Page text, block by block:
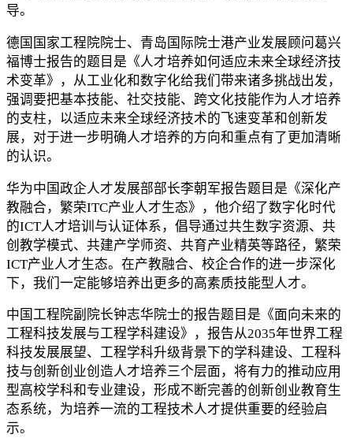
导。
德国国家工程院院士、青岛国际院士港产业发展顾问葛兴
福博士报告的题目是《人才培养如何适应未来全球经济技
术变革》，从工业化和数字化给我们带来诸多挑战出发，
强调要把基本技能、社交技能、跨文化技能作为人才培养
的支柱，以适应未来全球经济技术的飞速变革和创新发
展，对于进一步明确人才培养的方向和重点有了更加清晰
的认识。
华为中国政企人才发展部部长李朝军报告题目是《深化产
教融合，繁荣ITC产业人才生态》，他介绍了数字化时代
的ICT人才培训与认证体系，倡导通过共生数字资源、共
创教学模式、共建产学师资、共育产业精英等路径，繁荣
ICT产业人才生态。在产教融合、校企合作的进一步深化
下，我们一定能够培养出更多的高素质技能型人才。
中国工程院副院长钟志华院士的报告题目是《面向未来的
工程科技发展与工程学科建设》，报告从2035年世界工程
科技发展展望、工程学科升级背景下的学科建设、工程科
技与创新创业创造人才培养三个层面，将有力的推动应用
型高校学科和专业建设，形成不断完善的创新创业教育生
态系统，为培养一流的工程技术人才提供重要的经验启
示。